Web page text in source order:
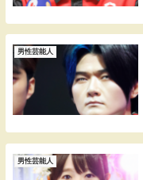
男性芸能人
男性芸能人